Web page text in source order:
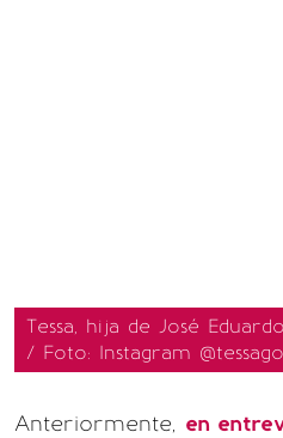
Tessa, hija de José
/ Foto: Instagram
Anteriormente, en